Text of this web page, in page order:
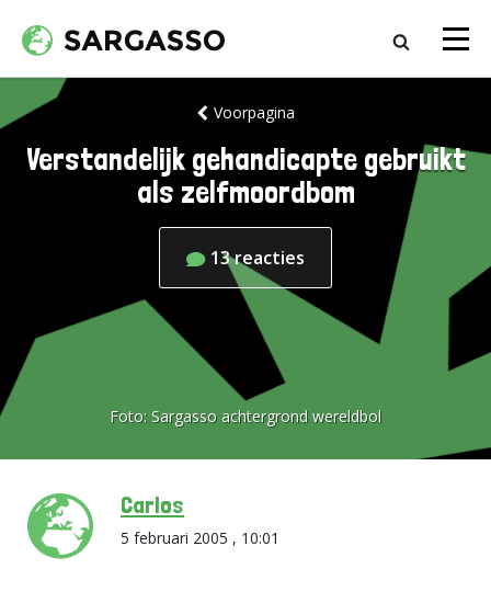
Voorpagina
Verstandelijk gehandicapte gebruikt
als zelfmoordbom
13reacties
Foto: Sargasso achtergrond wereldbol
Carlos
5 februari 2005 , 10:01